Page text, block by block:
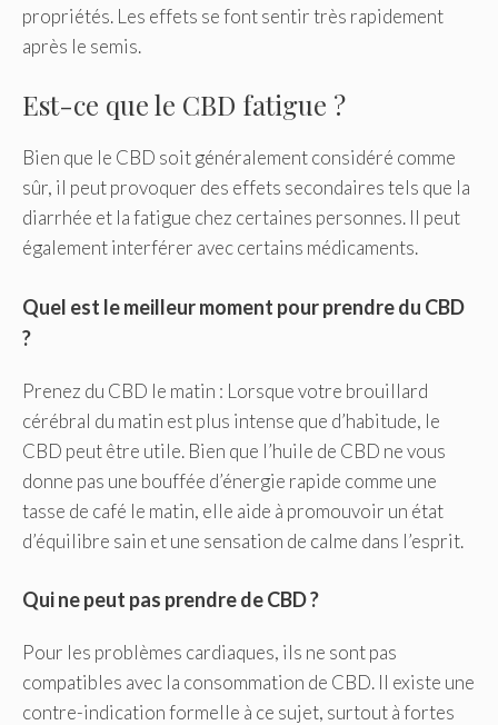
propriétés. Les effets se font sentir très rapidement
après le semis.
Est-ce que le CBD fatigue ?
Bien que le CBD soit généralement considéré comme
sûr, il peut provoquer des effets secondaires tels que la
diarrhée et la fatigue chez certaines personnes. Il peut
également interférer avec certains médicaments.
Quel est le meilleur moment pour prendre du CBD
?
Prenez du CBD le matin : Lorsque votre brouillard
cérébral du matin est plus intense que d’habitude, le
CBD peut être utile. Bien que l’huile de CBD ne vous
donne pas une bouffée d’énergie rapide comme une
tasse de café le matin, elle aide à promouvoir un état
d’équilibre sain et une sensation de calme dans l’esprit.
Qui ne peut pas prendre de CBD ?
Pour les problèmes cardiaques, ils ne sont pas
compatibles avec la consommation de CBD. Il existe une
contre-indication formelle à ce sujet, surtout à fortes